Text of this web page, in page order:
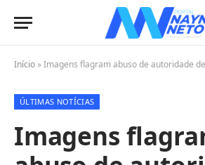
Início »Imagens flagram abuso de autoridade de
ÚLTIMAS NOTÍCIAS
Imagens